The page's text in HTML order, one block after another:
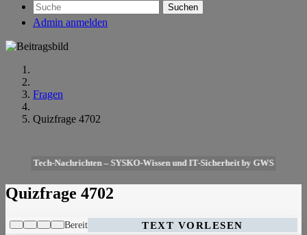
Suchen
Admin anmelden
Fragen
Quizfrage 4702
Tech-Nachrichten – SYSKO-Wissen und IT-Sicherheit by GWS
Quizfrage 4702
Bereit TEXT VORLESEN